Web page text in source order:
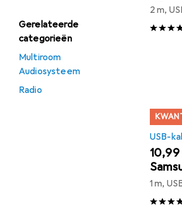
Gerelateerde
categorieën
Multiroom
Audiosysteem
Radio
2 m,
USB-
EUR
10,99
1 m,